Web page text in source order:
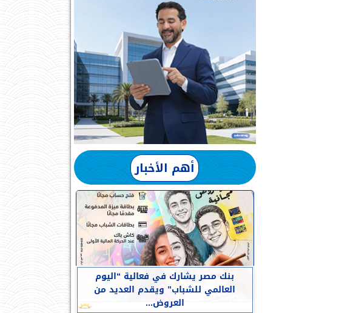
أهم الأخبار
بنك مصر يشارك في فعالية “اليوم
العالمي للشباب” ويقدم العديد من
العروض...